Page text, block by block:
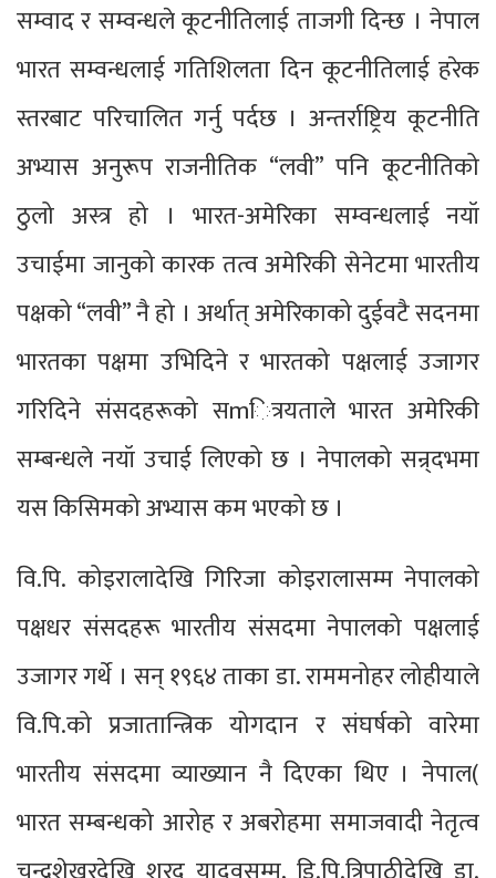
सम्वाद र सम्वन्धले कूटनीतिलाई ताजगी दिन्छ । नेपाल
भारत सम्वन्धलाई गतिशिलता दिन कूटनीतिलाई हरेक
स्तरबाट परिचालित गर्नु पर्दछ । अन्तर्राष्ट्रिय कूटनीति
अभ्यास अनुरूप राजनीतिक “लवी” पनि कूटनीतिको
ठुलो अस्त्र हो । भारत-अमेरिका सम्वन्धलाई नयॉ
उचाईमा जानुको कारक तत्व अमेरिकी सेनेटमा भारतीय
पक्षको “लवी” नै हो । अर्थात् अमेरिकाको दुईवटै सदनमा
भारतका पक्षमा उभिदिने र भारतको पक्षलाई उजागर
गरिदिने संसदहरूको सmित्रयताले भारत अमेरिकी
सम्बन्धले नयॉ उचाई लिएको छ । नेपालको सन्र्दभमा
यस किसिमको अभ्यास कम भएको छ ।
वि.पि. कोइरालादेखि गिरिजा कोइरालासम्म नेपालको
पक्षधर संसदहरू भारतीय संसदमा नेपालको पक्षलाई
उजागर गर्थे । सन् १९६४ ताका डा. राममनोहर लोहीयाले
वि.पि.को प्रजातान्त्रिक योगदान र संघर्षको वारेमा
भारतीय संसदमा व्याख्यान नै दिएका थिए । नेपाल(
भारत सम्बन्धको आरोह र अबरोहमा समाजवादी नेतृत्व